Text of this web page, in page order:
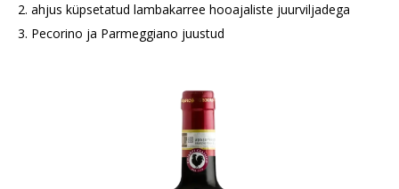
2. ahjus küpsetatud lambakarree hooajaliste juurviljadega
3. Pecorino ja Parmeggiano juustud